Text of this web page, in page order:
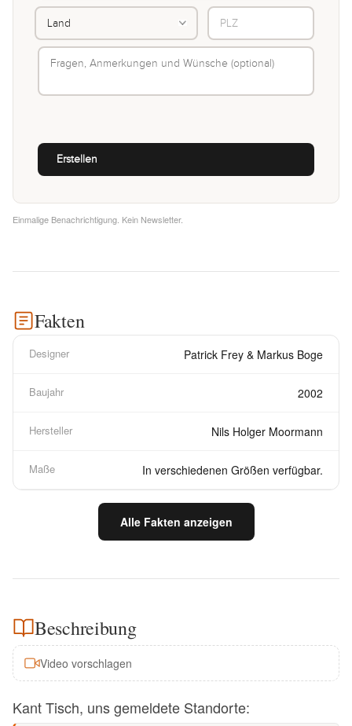
Einmalige Benachrichtigung. Kein Newsletter.
Fakten
Designer Patrick Frey & Markus Boge
Baujahr 2002
Hersteller Nils Holger Moormann
Maße In verschiedenen Größen verfügbar.
Alle Fakten anzeigen
Beschreibung
Video vorschlagen
Kant Tisch, uns gemeldete Standorte: